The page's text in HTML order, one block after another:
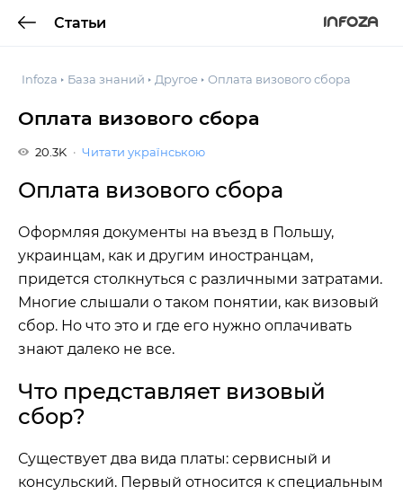
Статьи INFOZA
Infoza База знаний Другое Оплата визового сбора
Оплата визового сбора
20.3K Читати українською
Оплата визового сбора
Оформляя документы на въезд в Польшу,
украинцам, как и другим иностранцам,
придется столкнуться с различными затратами.
Многие слышали о таком понятии, как визовый
сбор. Но что это и где его нужно оплачивать
знают далеко не все.
Что представляет визовый
сбор?
Существует два вида платы: сервисный и
консульский. Первый относится к специальным